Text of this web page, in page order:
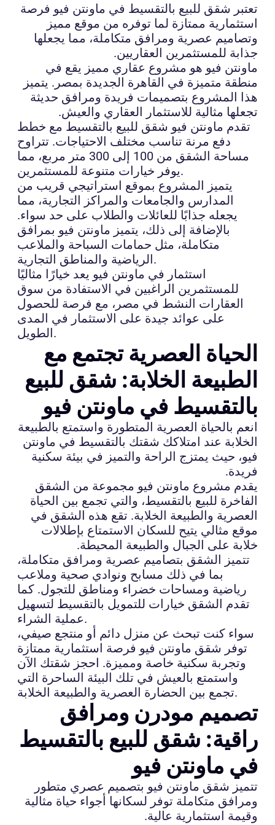
تعتبر شقق للبيع بالتقسيط في ماونتن فيو فرصة
استثمارية ممتازة لما توفره من موقع مميز
وتصاميم عصرية ومرافق متكاملة، مما يجعلها
جذابة للمستثمرين العقاريين.
ماونتن فيو هو مشروع عقاري مميز يقع في
منطقة متميزة في القاهرة الجديدة بمصر. يتميز
هذا المشروع بتصميمات فريدة ومرافق حديثة
تجعلها مثالية للاستثمار العقاري والعيش.
تقدم ماونتن فيو شقق للبيع بالتقسيط مع خطط
دفع مرنة تناسب مختلف الاحتياجات. تتراوح
مساحة الشقق من 100 إلى 300 متر مربع، مما
يوفر خيارات متنوعة للمستثمرين.
يتميز المشروع بموقع استراتيجي قريب من
المدارس والجامعات والمراكز التجارية، مما
يجعله جذابًا للعائلات والطلاب على حد سواء.
بالإضافة إلى ذلك، يتميز ماونتن فيو بمرافق
متكاملة، مثل حمامات السباحة والملاعب
الرياضية والمناطق التجارية.
استثمار في ماونتن فيو يعد خيارًا مثاليًا
للمستثمرين الراغبين في الاستفادة من سوق
العقارات النشط في مصر، مع فرصة للحصول
على عوائد جيدة على الاستثمار في المدى
الطويل.
الحياة العصرية تجتمع مع
الطبيعة الخلابة: شقق للبيع
بالتقسيط في ماونتن فيو
انعم بالحياة العصرية المتطورة واستمتع بالطبيعة
الخلابة عند امتلاكك شقتك بالتقسيط في ماونتن
فيو، حيث يمتزج الراحة والتميز في بيئة سكنية
فريدة.
يقدم مشروع ماونتن فيو مجموعة من الشقق
الفاخرة للبيع بالتقسيط، والتي تجمع بين الحياة
العصرية والطبيعة الخلابة. تقع هذه الشقق في
موقع مثالي يتيح للسكان الاستمتاع بإطلالات
خلابة على الجبال والطبيعة المحيطة.
تتميز الشقق بتصاميم عصرية ومرافق متكاملة،
بما في ذلك مسابح ونوادي صحية وملاعب
رياضية ومساحات خضراء ومناطق للتجول. كما
تقدم الشقق خيارات للتمويل بالتقسيط لتسهيل
عملية الشراء.
سواء كنت تبحث عن منزل دائم أو منتجع صيفي،
توفر شقق ماونتن فيو فرصة استثمارية ممتازة
وتجربة سكنية خاصة ومميزة. احجز شقتك الآن
واستمتع بالعيش في تلك البيئة الساحرة التي
تجمع بين الحضارة العصرية والطبيعة الخلابة.
تصميم مودرن ومرافق
راقية: شقق للبيع بالتقسيط
في ماونتن فيو
تتميز شقق ماونتن فيو بتصميم عصري متطور
ومرافق متكاملة توفر لسكانها أجواء حياة مثالية
وقيمة استثمارية عالية.